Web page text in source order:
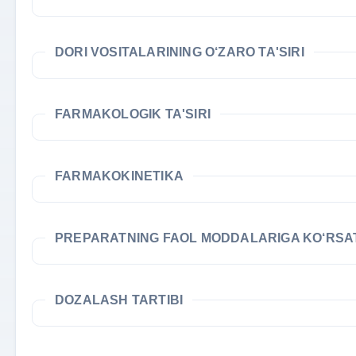
DORI VOSITALARINING O‘ZARO TA'SIRI
FARMAKOLOGIK TA'SIRI
FARMAKOKINETIKA
PREPARATNING FAOL MODDALARIGA
DOZALASH TARTIBI